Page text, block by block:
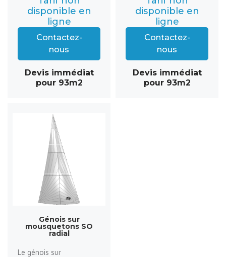
disponible en
ligne
Contactez-
nous
Devis immédiat
pour 93m2
disponible en
ligne
Contactez-
nous
Devis immédiat
pour 93m2
Génois sur
mousquetons SO
radial
Le génois sur